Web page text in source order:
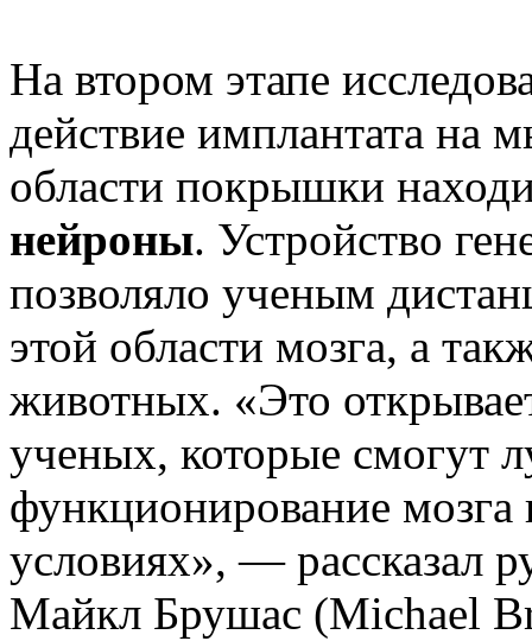
На втором этапе
действие имплантата на
области покрышки
нейроны. Устройство
позволяло ученым
этой области мозга, а
животных. «Это
ученых, которые смогут
функционирование мозга
условиях», — рассказал
Майкл Брушас (Michael